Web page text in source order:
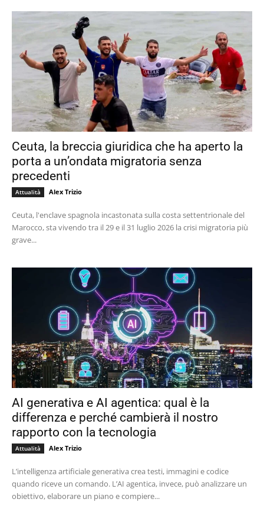
Ceuta, la breccia giuridica che ha aperto la
porta a un’ondata migratoria senza
precedenti
Attualità Alex Trizio
Ceuta, l'enclave spagnola incastonata sulla costa settentrionale del
Marocco, sta vivendo tra il 29 e il 31 luglio 2026 la crisi migratoria più
grave...
AI generativa e AI agentica: qual è la
differenza e perché cambierà il nostro
rapporto con la tecnologia
Attualità Alex Trizio
L’intelligenza artificiale generativa crea testi, immagini e codice
quando riceve un comando. L’AI agentica, invece, può analizzare un
obiettivo, elaborare un piano e compiere...